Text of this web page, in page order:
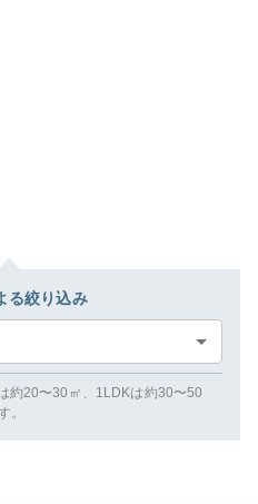
る絞り込み
約20〜30㎡、1LDKは約30〜50
。